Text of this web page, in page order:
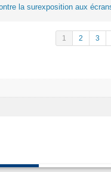
la surexposition aux
1 2 3